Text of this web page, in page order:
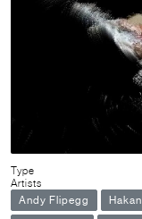
Type
Artists
Andy Flipegg